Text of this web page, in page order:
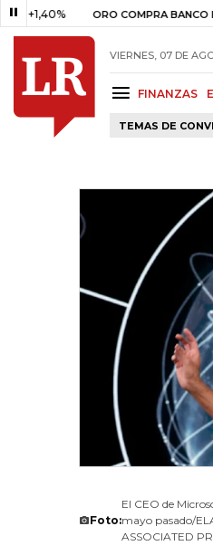
ORO COMPRA BANCO DE LA
VIERNES, 07 DE
FINANZAS
TEMAS DE
Foto:
El CEO de
mayo pasado/
ASSOCIATED